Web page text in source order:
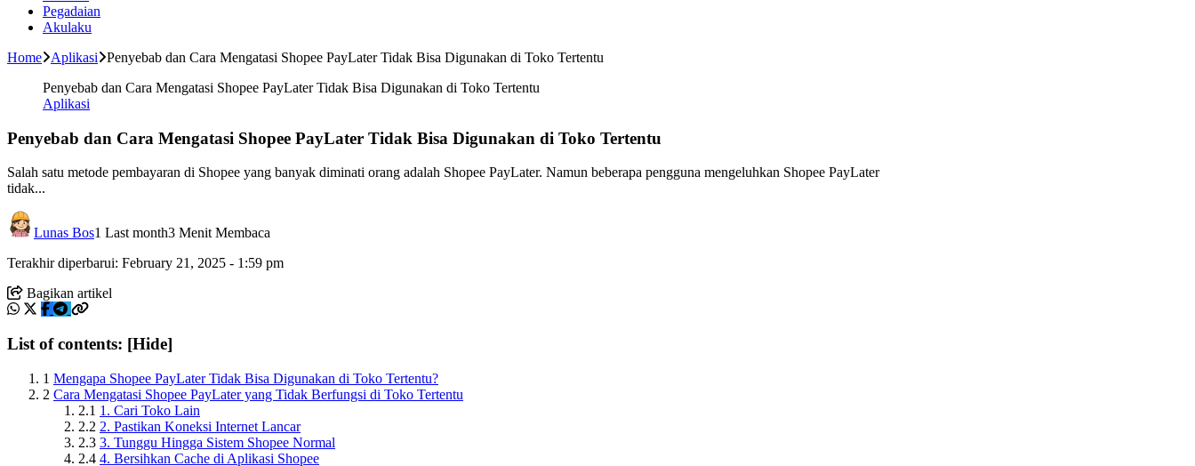
Pegadaian
Akulaku
Home
Aplikasi
Penyebab dan Cara Mengatasi Shopee PayLater Tidak Bisa Digunakan di Toko Tertentu
Penyebab dan Cara Mengatasi Shopee PayLater Tidak Bisa Digunakan di Toko Tertentu
Aplikasi
Penyebab dan Cara Mengatasi Shopee PayLater Tidak Bisa Digunakan di Toko Tertentu
Salah satu metode pembayaran di Shopee yang banyak diminati orang adalah Shopee PayLater. Namun beberapa pengguna mengeluhkan Shopee PayLater
tidak...
Lunas Bos1 Last month3 Menit Membaca
Terakhir diperbarui: February 21, 2025 - 1:59 pm
Bagikan artikel
List of contents: [Hide]
1 Mengapa Shopee PayLater Tidak Bisa Digunakan di Toko Tertentu?
2 Cara Mengatasi Shopee PayLater yang Tidak Berfungsi di Toko Tertentu
2.1 1. Cari Toko Lain
2.2 2. Pastikan Koneksi Internet Lancar
2.3 3. Tunggu Hingga Sistem Shopee Normal
2.4 4. Bersihkan Cache di Aplikasi Shopee